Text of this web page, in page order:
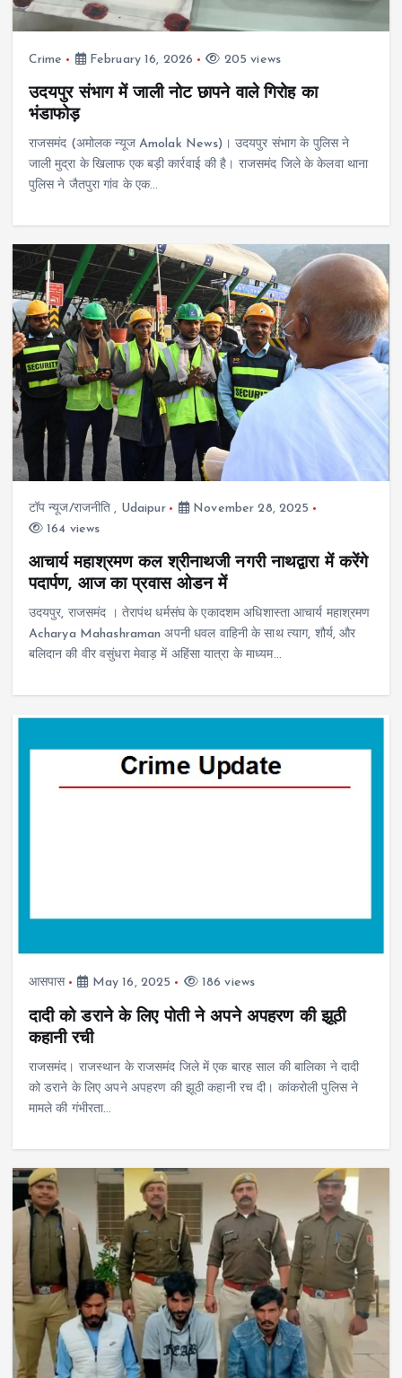
Crime February 16, 2026 205 views
उदयपुर संभाग में जाली नोट छापने वाले गिरोह का
भंडाफोड़
राजसमंद (अमोलक न्यूज Amolak News)। उदयपुर संभाग के पुलिस ने
जाली मुद्रा के खिलाफ एक बड़ी कार्रवाई की है। राजसमंद जिले के केलवा थाना
पुलिस ने जैतपुरा गांव के एक…
टॉप न्यूज/राजनीति , Udaipur
November 28, 2025
164 views
आचार्य महाश्रमण कल श्रीनाथजी नगरी नाथद्वारा में करेंगे
पदार्पण, आज का प्रवास ओडन में
उदयपुर, राजसमंद । तेरापंथ धर्मसंघ के एकादशम अधिशास्ता आचार्य महाश्रमण
Acharya Mahashraman अपनी धवल वाहिनी के साथ त्याग, शौर्य, और
बलिदान की वीर वसुंधरा मेवाड़ में अहिंसा यात्रा के माध्यम…
आसपास May 16, 2025 186 views
दादी को डराने के लिए पोती ने अपने अपहरण की झूठी
कहानी रची
राजसमंद। राजस्थान के राजसमंद जिले में एक बारह साल की बालिका ने दादी
को डराने के लिए अपने अपहरण की झूठी कहानी रच दी। कांकरोली पुलिस ने
मामले की गंभीरता…